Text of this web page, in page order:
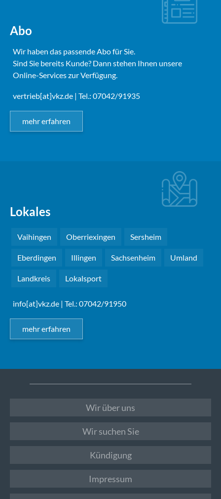
Abo
Wir haben das passende Abo für Sie.
Sind Sie bereits Kunde? Dann stehen Ihnen unsere
Online-Services zur Verfügung.
vertrieb[at]vkz.de | Tel.: 07042/91935
mehr erfahren
Lokales
Vaihingen Oberriexingen Sersheim
Eberdingen Illingen Sachsenheim Umland
Landkreis Lokalsport
info[at]vkz.de | Tel.: 07042/91950
mehr erfahren
Wir über uns
Wir suchen Sie
Kündigung
Impressum